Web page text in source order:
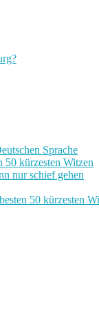
Sprache
50 kürzesten Witzen
nur schief gehen
50 kürzesten